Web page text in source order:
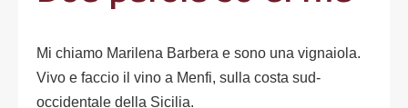
Mi chiamo Marilena Barbera e sono una vignaiola.
Vivo e faccio il vino a Menfi, sulla costa sud-
occidentale della Sicilia.